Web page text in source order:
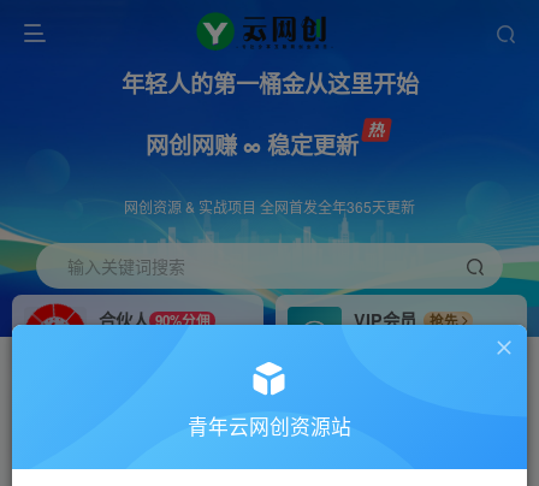
年轻人的第一桶金从这里开始
网创网赚 ∞ 稳定更新
网创资源 & 实战项目 全网首发全年365天更新
输入关键词搜索
合伙人 90%分佣
VIP会员
抢先
搭建同款网站，自己当老板
青年云网创资源站